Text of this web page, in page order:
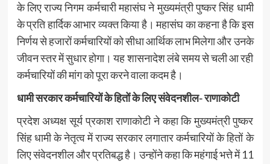
के लिए राज्य निगम कर्मचारी महासंघ ने मुख्यमंत्री पुष्कर सिंह धामी
के प्रति हार्दिक आभार व्यक्त किया है। महासंघ का कहना है कि इस
निर्णय से हजारों कर्मचारियों को सीधा आर्थिक लाभ मिलेगा और उनके
जीवन स्तर में सुधार होगा। यह शासनादेश लंबे समय से चली आ रही
कर्मचारियों की मांग को पूरा करने वाला कदम है।
धामी सरकार कर्मचारियों के हितों के लिए संवेदनशील- राणाकोटी
प्रदेश अध्यक्ष सूर्य प्रकाश राणाकोटी ने कहा कि मुख्यमंत्री पुष्कर
सिंह धामी के नेतृत्व में राज्य सरकार लगातार कर्मचारियों के हितों के
लिए संवेदनशील और प्रतिबद्ध है। उन्होंने कहा कि महंगाई भत्ते में 11